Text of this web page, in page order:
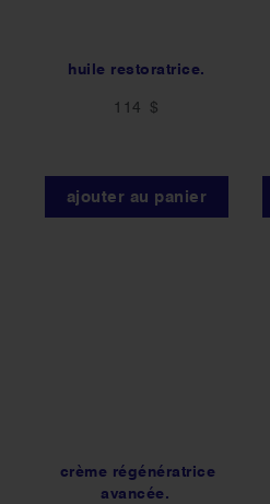
huile restoratrice.
114 $
ajouter au panier
crème régénératrice
avancée.